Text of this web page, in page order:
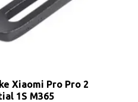
Xiaomi Pro Pro 2
1S M365